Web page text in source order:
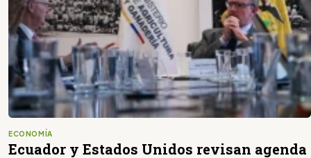
ECONOMÍA
Ecuador y Estados Unidos revisan agenda